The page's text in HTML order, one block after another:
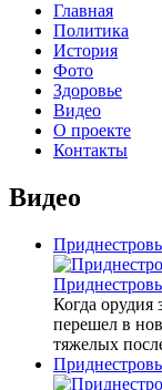
Главная
Политика
История
Фото
Здоровье
Видео
О проекте
Контакты
Видео
Когда орудия
перешел в
тяжелых